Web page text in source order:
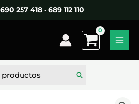
257 418 - 689 112 110